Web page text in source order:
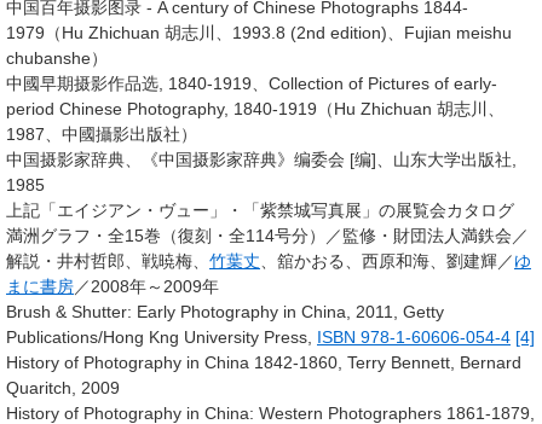
中国百年摄影图录 - A century of Chinese Photographs 1844-
1979（Hu Zhichuan 胡志川、1993.8 (2nd edition)、Fujian meishu
chubanshe）
中國早期摄影作品选, 1840-1919、Collection of Pictures of early-
period Chinese Photography, 1840-1919（Hu Zhichuan 胡志川、
1987、中國攝影出版社）
中国摄影家辞典、《中国摄影家辞典》编委会 [编]、山东大学出版社,
1985
上記「エイジアン・ヴュー」・「紫禁城写真展」の展覧会カタログ
満洲グラフ・全15巻（復刻・全114号分）／監修・財団法人満鉄会／
解説・井村哲郎、戦暁梅、 竹葉丈 、舘かおる、西原和海、劉建輝／ゆ
まに書房／2008年～2009年
Brush & Shutter: Early Photography in China, 2011, Getty
Publications/Hong Kng University Press, ISBN 978-1-60606-054-4 [4]
History of Photography in China 1842-1860, Terry Bennett, Bernard
Quaritch, 2009
History of Photography in China: Western Photographers 1861-1879,